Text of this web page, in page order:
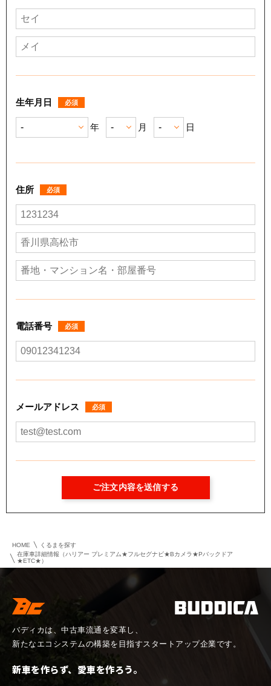
生年月日 必須
年 月 日
住所 必須
電話番号 必須
メールアドレス 必須
HOME
くるまを探す
在庫車詳細情報（ハリアー プレミアム★フルセグナビ★Bカメラ★Pバックドア
★ETC★）
バディカは、中古車流通を変革し、
新たなエコシステムの構築を目指すスタートアップ企業です。
新車を作らず、愛車を作ろう。